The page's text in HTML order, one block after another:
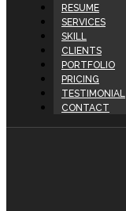
RESUME
SERVICES
SKILL
CLIENTS
PORTFOLIO
PRICING
TESTIMONIAL
CONTACT